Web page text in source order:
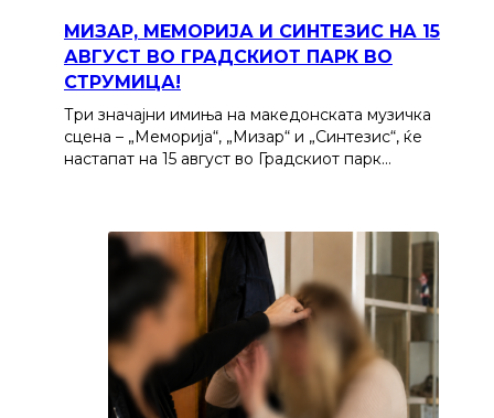
МИЗАР, МЕМОРИЈА И СИНТЕЗИС НА 15
АВГУСТ ВО ГРАДСКИОТ ПАРК ВО
СТРУМИЦА!
Три значајни имиња на македонската музичка
сцена – „Меморија“, „Мизар“ и „Синтезис“, ќе
настапат на 15 август во Градскиот парк…